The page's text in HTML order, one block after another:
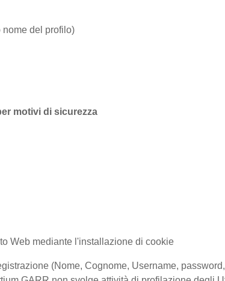
nome del profilo)
motivi di sicurezza
Web mediante l'installazione di cookie
(Nome, Cognome, Username,